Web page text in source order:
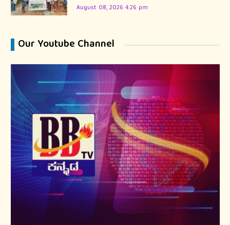
August 08, 2026 4:26 pm
Our Youtube Channel